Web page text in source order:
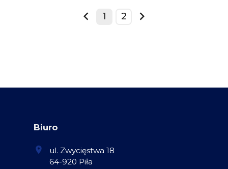
prev
1 2
next
Biuro
ul. Zwycięstwa 18
64-920 Piła